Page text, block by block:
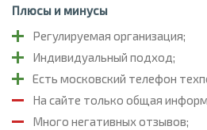
Плюсы и минусы
Регулируемая организация;
Индивидуальный подход;
Есть московский телефон
На сайте только общая
Много негативных отзывов;